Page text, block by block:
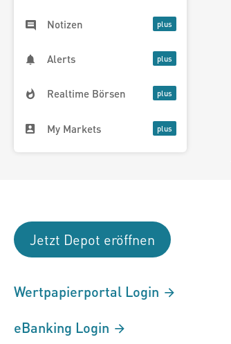
Notizen
Alerts
Realtime Börsen
My Markets
Jetzt Depot eröffnen
Wertpapierportal Login
eBanking Login